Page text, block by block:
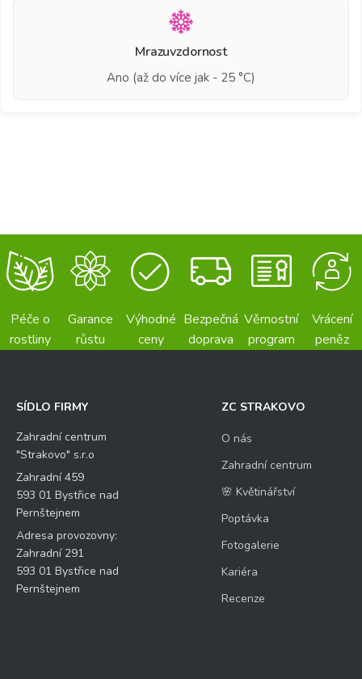
Mrazuvzdornost
Ano (až do více jak - 25 °C)
Péče o
rostliny
Garance
růstu
Výhodné
ceny
Bezpečná
doprava
Věrnostní
program
Vrácení
peněz
SÍDLO FIRMY
Zahradní centrum
"Strakovo" s.r.o
Zahradní 459
593 01 Bystřice nad
Pernštejnem
Adresa provozovny:
Zahradní 291
593 01 Bystřice nad
Pernštejnem
ZC STRAKOVO
O nás
Zahradní centrum
🌸 Květinářství
Poptávka
Fotogalerie
Kariéra
Recenze